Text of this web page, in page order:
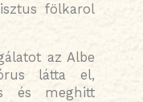
fölkarol
az Albe
látta el,
és meghitt